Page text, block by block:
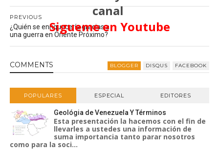
canal
Sigueme en Youtube
PREVIOUS
¿Quién se enriquecería gracias a
una guerra en Oriente Próximo?
COMMENTS BLOGGER DISQUS FACEBOOK
POPULARES ESPECIAL EDITORES
Geológia de Venezuela Y Términos
Esta presentación la hacemos con el fin de
llevarles a ustedes una información de
suma importancia tanto parar nosotros
como para la soci...